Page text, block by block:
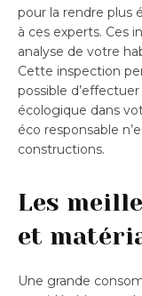
pour la rendre plus
à ces experts. Ces
analyse de votre
Cette inspection
possible
écologique dans
éco responsable
constructions.
Les
et
Une grande